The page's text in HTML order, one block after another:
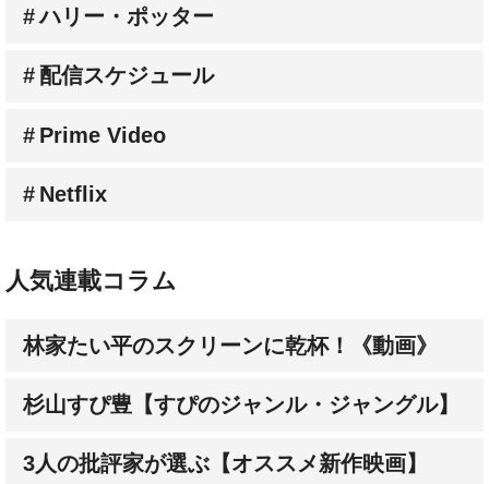
配信スケジュール
Prime Video
Netflix
林家たい平のスクリーンに乾杯！《動画》
杉山すぴ豊【すぴのジャンル・ジャングル】
3人の批評家が選ぶ【オススメ新作映画】
成田陽子【私が会った人気スターの昔と今】